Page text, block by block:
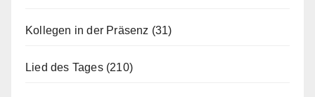
Kollegen in der Präsenz (31)
Lied des Tages(210)